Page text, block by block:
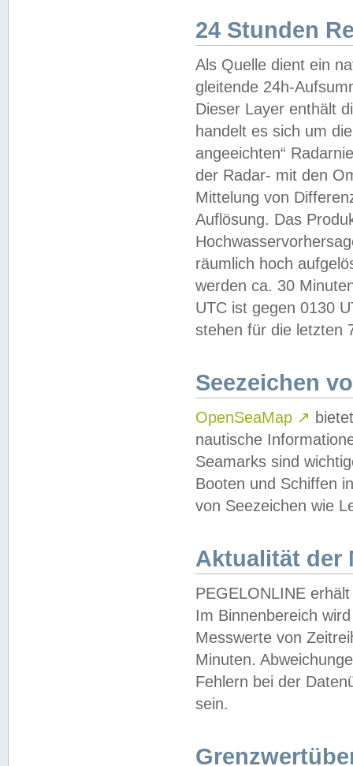
24 Stunden
Als Quelle dient ein
gleitende 24h-
Dieser Layer enthält
handelt es sich um
angeeichten“
der Radar- mit den
Mittelung von
Auflösung. Das
räumlich hoch
werden ca. 30
UTC ist gegen 0130
stehen für die letzten
Seezeichen
OpenSeaMap ↗
nautische
Seamarks sind
Booten und Schiffen
von Seezeichen wie
Aktualität der
PEGELONLINE
Im Binnenbereich
Messwerte von
Minuten.
Fehlern bei der
sein.